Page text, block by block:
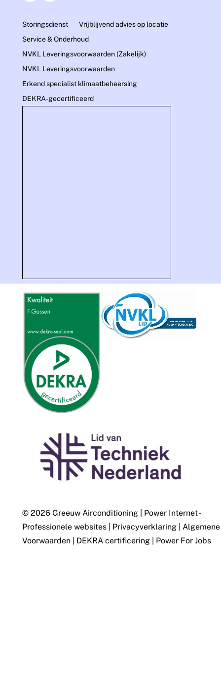
Storingsdienst
Vrijblijvend advies op locatie
Service & Onderhoud
NVKL Leveringsvoorwaarden (Zakelijk)
NVKL Leveringsvoorwaarden
Erkend specialist klimaatbeheersing
DEKRA-gecertificeerd
© 2026 Greeuw Airconditioning| Power Internet -
Professionele websites| Privacyverklaring| Algemene
Voorwaarden| DEKRA certificering| Power For Jobs